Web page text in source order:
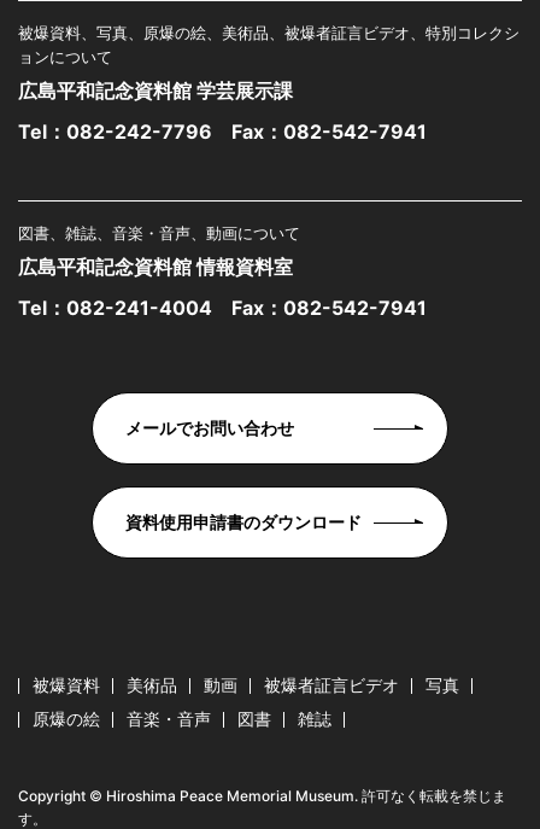
被爆資料、写真、原爆の絵、美術品、被爆者証言ビデオ、特別コレクシ
ョンについて
広島平和記念資料館 学芸展示課
Tel： 082-242-7796 Fax：082-542-7941
図書、雑誌、音楽・音声、動画について
広島平和記念資料館 情報資料室
Tel： 082-241-4004 Fax：082-542-7941
メールでお問い合わせ
資料使用申請書のダウンロード
被爆資料 美術品 動画 被爆者証言ビデオ
写真
原爆の絵
音楽・音声 図書 雑誌
Copyright © Hiroshima Peace Memorial Museum. 許可なく転載を禁じま
す。